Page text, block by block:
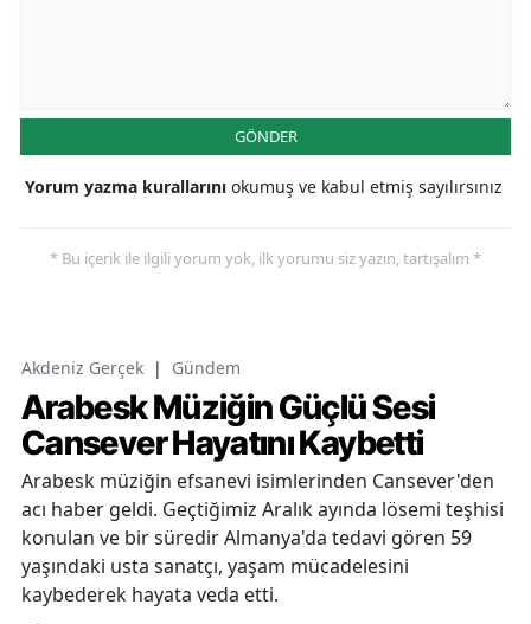
GÖNDER
Yorum yazma kurallarını okumuş ve kabul etmiş sayılırsınız
* Bu içerik ile ilgili yorum yok, ilk yorumu siz yazın, tartışalım *
Akdeniz Gerçek | Gündem
Arabesk Müziğin Güçlü Sesi
Cansever Hayatını Kaybetti
Arabesk müziğin efsanevi isimlerinden Cansever'den
acı haber geldi. Geçtiğimiz Aralık ayında lösemi teşhisi
konulan ve bir süredir Almanya'da tedavi gören 59
yaşındaki usta sanatçı, yaşam mücadelesini
kaybederek hayata veda etti.